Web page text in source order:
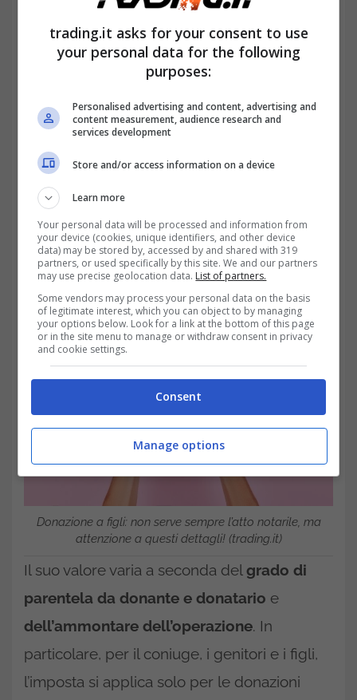
Nel caso in cui le somme donate a un figlio
siano di “non modico valore“, è sempre
necessaria la redazione di un
Nonostante la donazione non sia soggetta a
IRPEF, infatti, sarà obbligatorio versare
l’imposta sulle donazioni.
Donazione a figli: non serve sempre l’atto notarile, ma
attenzione a questi dettagli! (trading.it)
Il suo valore varia a seconda del grado di
parentela da donante e donatario e
dell’ammontare dell’operazione. In
particolare, per il coniuge, i genitori e i figli,
l’imposta si applica solo per le donazioni
trading.it asks for your consent to use
your personal data for the following
purposes:
Personalised advertising and content, advertising and
content measurement, audience research and
services development
Store and/or access information on a device
Learn more
Your personal data will be processed and information from
your device (cookies, unique identifiers, and other device
data) may be stored by, accessed by and shared with 319
partners, or used specifically by this site. We and our partners
may use precise geolocation data. List of partners.
Some vendors may process your personal data on the basis
of legitimate interest, which you can object to by managing
your options below. Look for a link at the bottom of this page
or in the site menu to manage or withdraw consent in privacy
and cookie settings.
Consent
Manage options